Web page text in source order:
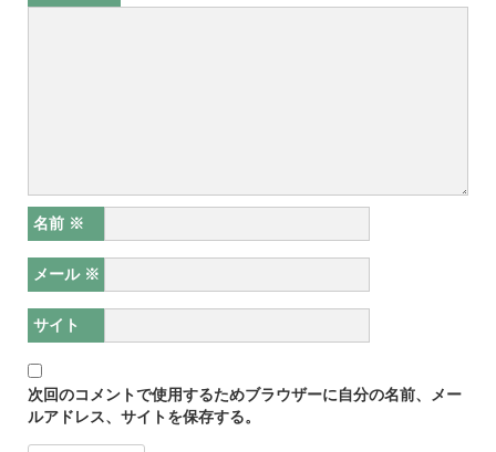
名前 ※
メール ※
サイト
次回のコメントで使用するためブラウザーに自分の名前、メー
ルアドレス、サイトを保存する。